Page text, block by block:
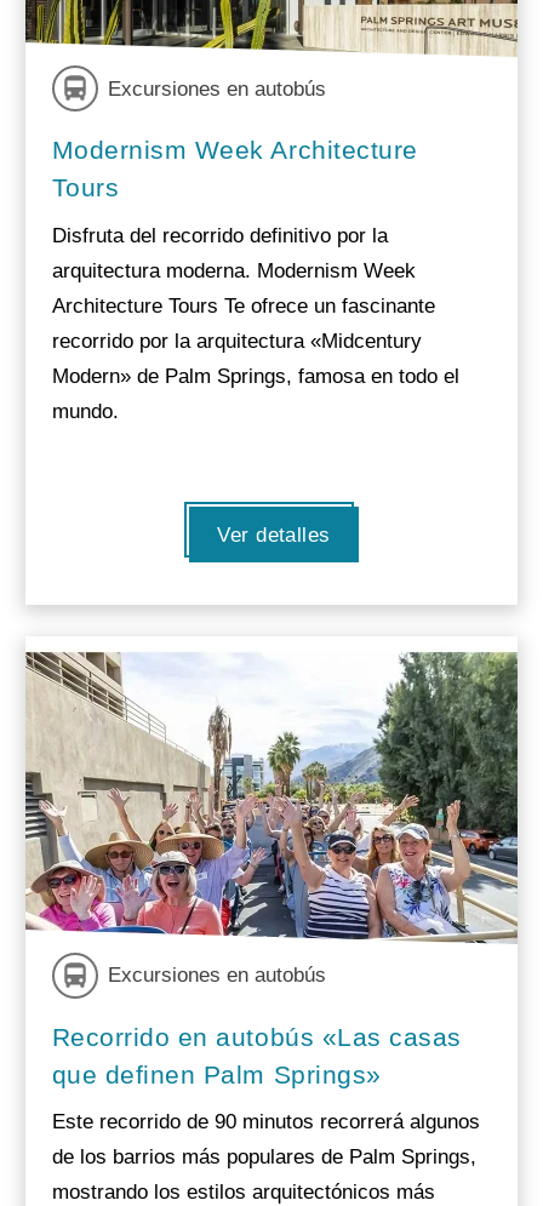
Excursiones en autobús
Modernism Week Architecture
Tours
Disfruta del recorrido definitivo por la
arquitectura moderna. Modernism Week
Architecture Tours Te ofrece un fascinante
recorrido por la arquitectura «Midcentury
Modern» de Palm Springs, famosa en todo el
mundo.
Ver detalles
Excursiones en autobús
Recorrido en autobús «Las casas
que definen Palm Springs»
Este recorrido de 90 minutos recorrerá algunos
de los barrios más populares de Palm Springs,
mostrando los estilos arquitectónicos más